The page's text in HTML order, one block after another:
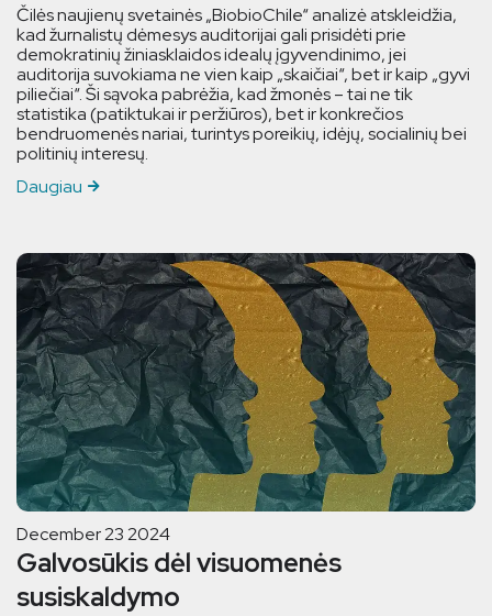
Čilės naujienų svetainės „BiobioChile“ analizė atskleidžia,
kad žurnalistų dėmesys auditorijai gali prisidėti prie
demokratinių žiniasklaidos idealų įgyvendinimo, jei
auditorija suvokiama ne vien kaip „skaičiai“, bet ir kaip „gyvi
piliečiai“. Ši sąvoka pabrėžia, kad žmonės – tai ne tik
statistika (patiktukai ir peržiūros), bet ir konkrečios
bendruomenės nariai, turintys poreikių, idėjų, socialinių bei
politinių interesų.
Daugiau
December 23 2024
Galvosūkis dėl visuomenės
susiskaldymo